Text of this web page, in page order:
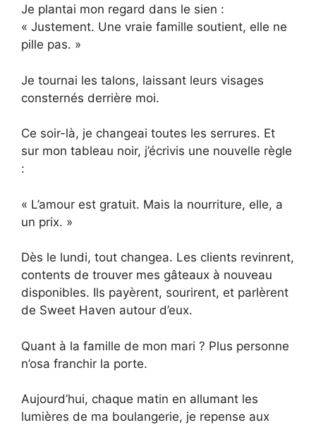
Je plantai mon regard dans le sien :
« Justement. Une vraie famille soutient, elle ne
pille pas. »
Je tournai les talons, laissant leurs visages
consternés derrière moi.
Ce soir-là, je changeai toutes les serrures. Et
sur mon tableau noir, j’écrivis une nouvelle règle
:
« L’amour est gratuit. Mais la nourriture, elle, a
un prix. »
Dès le lundi, tout changea. Les clients revinrent,
contents de trouver mes gâteaux à nouveau
disponibles. Ils payèrent, sourirent, et parlèrent
de Sweet Haven autour d’eux.
Quant à la famille de mon mari ? Plus personne
n’osa franchir la porte.
Aujourd’hui, chaque matin en allumant les
lumières de ma boulangerie, je repense aux